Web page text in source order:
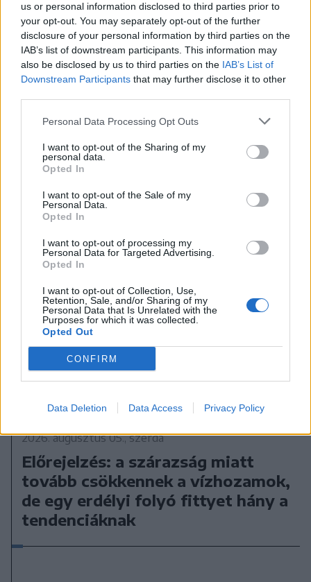
us or personal information disclosed to third parties prior to
your opt-out. You may separately opt-out of the further
disclosure of your personal information by third parties on the
IAB’s list of downstream participants. This information may
also be disclosed by us to third parties on the IAB’s List of
Downstream Participants that may further disclose it to other
Personal Data Processing Opt Outs
I want to opt-out of the Sharing of my
personal data.
Opted In
I want to opt-out of the Sale of my
Personal Data.
Opted In
I want to opt-out of processing my
Personal Data for Targeted Advertising.
Opted In
I want to opt-out of Collection, Use,
Retention, Sale, and/or Sharing of my
Personal Data that Is Unrelated with the
Purposes for which it was collected.
Opted Out
CONFIRM
Data Deletion Data Access Privacy Policy
2026. augusztus 05., szerda
Petícióban kérik a medveállomány
ritkításáról szóló törvény
kihirdetését a háromszéki elöljárók
2026. augusztus 05., szerda
Előrejelzés: a szárazság miatt
tovább csökkennek a vízhozamok,
de egy erdélyi folyó fittyet hány a
tendenciáknak